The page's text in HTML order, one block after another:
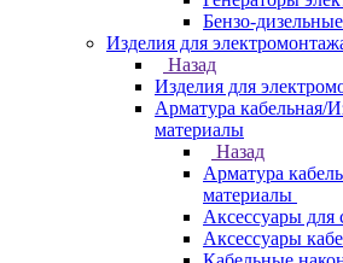
Бензо-
Изделия для
Назад
Изделия для
Арматура кабельная/
материалы
Назад
Арматура
материалы
Аксессуары для
Аксессуары